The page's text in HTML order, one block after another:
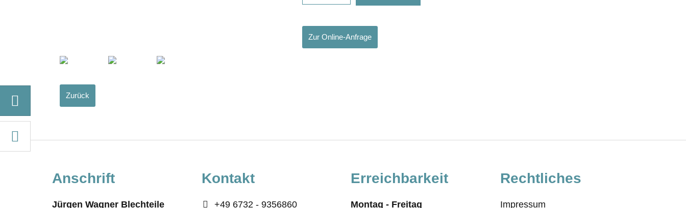
Zur Online-Anfrage
Zurück
Anschrift
Jürgen Wagner Blechteile
Kontakt
+49 6732 - 9356860
Erreichbarkeit
Montag - Freitag
Rechtliches
Impressum